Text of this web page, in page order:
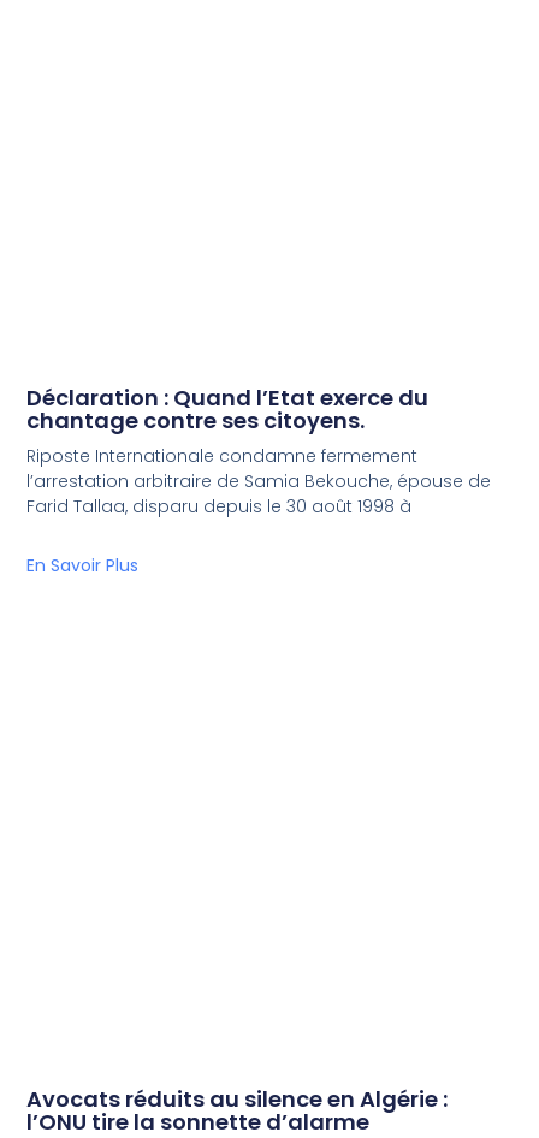
Déclaration : Quand l’Etat exerce du
chantage contre ses citoyens.
Riposte Internationale condamne fermement
l’arrestation arbitraire de Samia Bekouche, épouse de
Farid Tallaa, disparu depuis le 30 août 1998 à
En Savoir Plus
Avocats réduits au silence en Algérie :
l’ONU tire la sonnette d’alarme